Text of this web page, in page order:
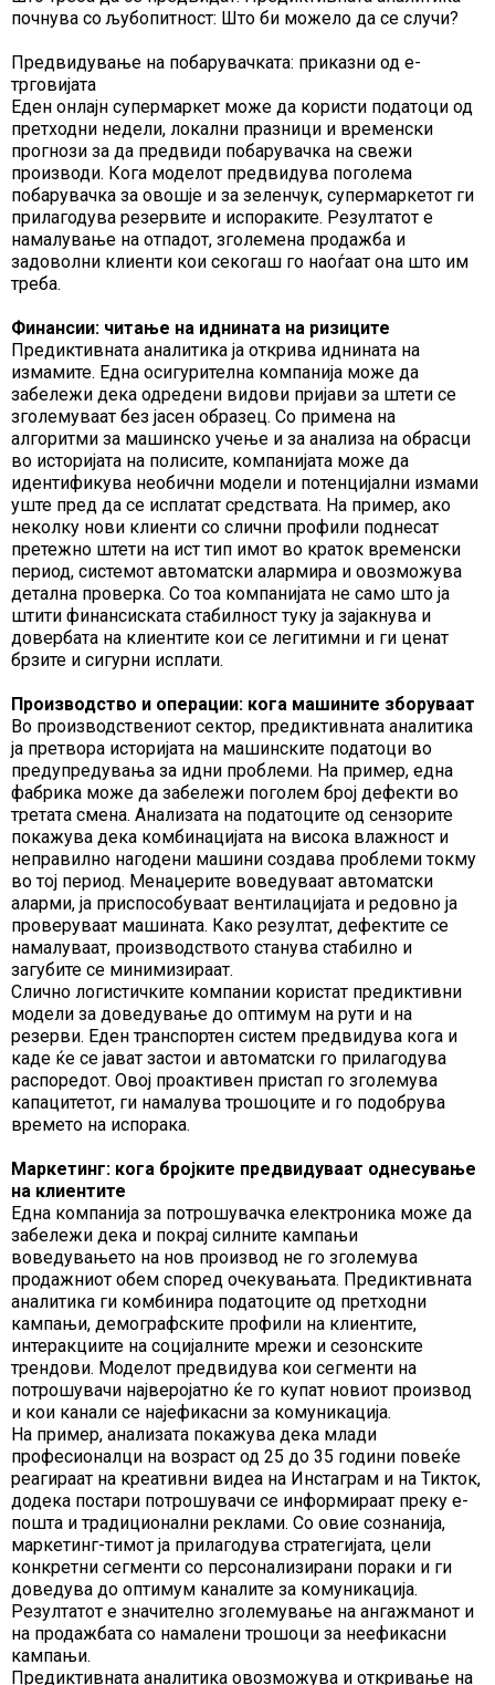
почнува со љубопитност: Што би можело да се случи?
Предвидување на побарувачката: приказни од е-
трговијата
Еден онлајн супермаркет може да користи податоци од
претходни недели, локални празници и временски
прогнози за да предвиди побарувачка на свежи
производи. Кога моделот предвидува поголема
побарувачка за овошје и за зеленчук, супермаркетот ги
прилагодува резервите и испораките. Резултатот е
намалување на отпадот, зголемена продажба и
задоволни клиенти кои секогаш го наоѓаат она што им
треба.
Финансии: читање на иднината на ризиците
Предиктивната аналитика ја открива иднината на
измамите. Една осигурителна компанија може да
забележи дека одредени видови пријави за штети се
зголемуваат без јасен образец. Со примена на
алгоритми за машинско учење и за анализа на обрасци
во историјата на полисите, компанијата може да
идентификува необични модели и потенцијални измами
уште пред да се исплатат средствата. На пример, ако
неколку нови клиенти со слични профили поднесат
претежно штети на ист тип имот во краток временски
период, системот автоматски алармира и овозможува
детална проверка. Со тоа компанијата не само што ја
штити финансиската стабилност туку ја зајакнува и
довербата на клиентите кои се легитимни и ги ценат
брзите и сигурни исплати.
Производство и операции: кога машините зборуваат
Во производствениот сектор, предиктивната аналитика
ја претвора историјата на машинските податоци во
предупредувања за идни проблеми. На пример, една
фабрика може да забележи поголем број дефекти во
третата смена. Анализата на податоците од сензорите
покажува дека комбинацијата на висока влажност и
неправилно нагодени машини создава проблеми токму
во тој период. Менаџерите воведуваат автоматски
аларми, ја приспособуваат вентилацијата и редовно ја
проверуваат машината. Како резултат, дефектите се
намалуваат, производството станува стабилно и
загубите се минимизираат.
Слично логистичките компании користат предиктивни
модели за доведување до оптимум на рути и на
резерви. Еден транспортен систем предвидува кога и
каде ќе се јават застои и автоматски го прилагодува
распоредот. Овој проактивен пристап го зголемува
капацитетот, ги намалува трошоците и го подобрува
времето на испорака.
Маркетинг: кога бројките предвидуваат однесување
на клиентите
Една компанија за потрошувачка електроника може да
забележи дека и покрај силните кампањи
воведувањето на нов производ не го зголемува
продажниот обем според очекувањата. Предиктивната
аналитика ги комбинира податоците од претходни
кампањи, демографските профили на клиентите,
интеракциите на социјалните мрежи и сезонските
трендови. Моделот предвидува кои сегменти на
потрошувачи најверојатно ќе го купат новиот производ
и кои канали се најефикасни за комуникација.
На пример, анализата покажува дека млади
професионалци на возраст од 25 до 35 години повеќе
реагираат на креативни видеа на Инстаграм и на Тикток,
додека постари потрошувачи се информираат преку е-
пошта и традиционални реклами. Со овие сознанија,
маркетинг-тимот ја прилагодува стратегијата, цели
конкретни сегменти со персонализирани пораки и ги
доведува до оптимум каналите за комуникација.
Резултатот е значително зголемување на ангажманот и
на продажбата со намалени трошоци за неефикасни
кампањи.
Предиктивната аналитика овозможува и откривање на